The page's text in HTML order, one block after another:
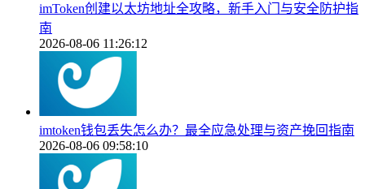
imToken创建以太坊地址全攻略，新手入门与安全防护指
南
2026-08-06 11:26:12
imtoken钱包丢失怎么办？最全应急处理与资产挽回指南
2026-08-06 09:58:10